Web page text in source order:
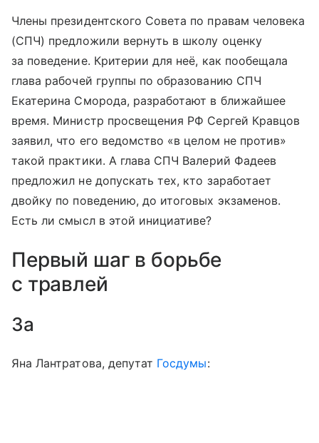
Члены президентского Совета по правам человека
(СПЧ) предложили вернуть в школу оценку
за поведение. Критерии для неё, как пообещала
глава рабочей группы по образованию СПЧ
Екатерина Сморода, разработают в ближайшее
время. Министр просвещения РФ Сергей Кравцов
заявил, что его ведомство «в целом не против»
такой практики. А глава СПЧ Валерий Фадеев
предложил не допускать тех, кто заработает
двойку по поведению, до итоговых экзаменов.
Есть ли смысл в этой инициативе?
Первый шаг в борьбе
с травлей
За
Яна Лантратова, депутат Госдумы: